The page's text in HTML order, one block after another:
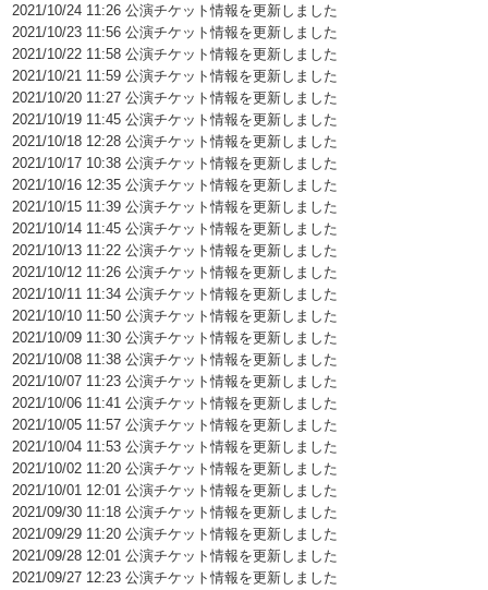
2021/10/24 11:26 公演チケット情報を更新しました
2021/10/23 11:56 公演チケット情報を更新しました
2021/10/22 11:58 公演チケット情報を更新しました
2021/10/21 11:59 公演チケット情報を更新しました
2021/10/20 11:27 公演チケット情報を更新しました
2021/10/19 11:45 公演チケット情報を更新しました
2021/10/18 12:28 公演チケット情報を更新しました
2021/10/17 10:38 公演チケット情報を更新しました
2021/10/16 12:35 公演チケット情報を更新しました
2021/10/15 11:39 公演チケット情報を更新しました
2021/10/14 11:45 公演チケット情報を更新しました
2021/10/13 11:22 公演チケット情報を更新しました
2021/10/12 11:26 公演チケット情報を更新しました
2021/10/11 11:34 公演チケット情報を更新しました
2021/10/10 11:50 公演チケット情報を更新しました
2021/10/09 11:30 公演チケット情報を更新しました
2021/10/08 11:38 公演チケット情報を更新しました
2021/10/07 11:23 公演チケット情報を更新しました
2021/10/06 11:41 公演チケット情報を更新しました
2021/10/05 11:57 公演チケット情報を更新しました
2021/10/04 11:53 公演チケット情報を更新しました
2021/10/02 11:20 公演チケット情報を更新しました
2021/10/01 12:01 公演チケット情報を更新しました
2021/09/30 11:18 公演チケット情報を更新しました
2021/09/29 11:20 公演チケット情報を更新しました
2021/09/28 12:01 公演チケット情報を更新しました
2021/09/27 12:23 公演チケット情報を更新しました